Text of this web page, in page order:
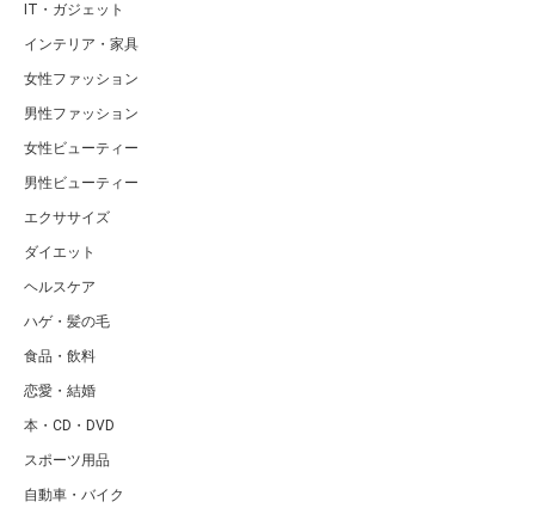
IT・ガジェット
インテリア・家具
女性ファッション
男性ファッション
女性ビューティー
男性ビューティー
エクササイズ
ダイエット
ヘルスケア
ハゲ・髪の毛
食品・飲料
恋愛・結婚
本・CD・DVD
スポーツ用品
自動車・バイク